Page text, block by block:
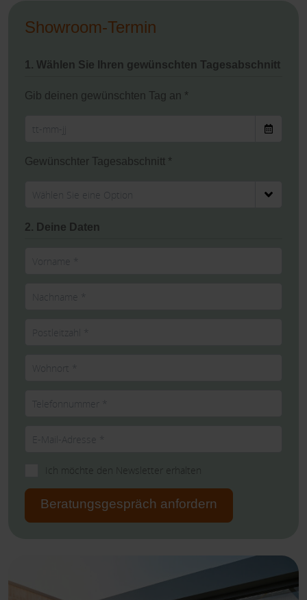
Showroom-Termin
1. Wählen Sie Ihren gewünschten Tagesabschnitt
Gib deinen gewünschten Tag an *
Gewünschter Tagesabschnitt *
2. Deine Daten
Ich möchte den Newsletter erhalten
Beratungsgespräch anfordern